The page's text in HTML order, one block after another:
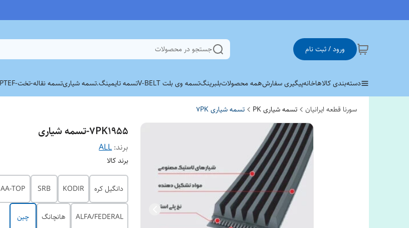
ورود / ثبت نام جستجو در محصولات
دسته‌بندی کالاهاخانهپیگیری سفارشهمه محصولاتبلبرینگتسمه وی بلت V-BELT تسمه تایمینگ.تسمه شیاریتسمه نقاله-تخت-PTEF
سورنا قطعه ایرانیان تسمه شیاری PK تسمه شیاری 7PK
7PK1955-تسمه شیاری
برند:ALL
برند کالا
دانگیل کره KODIR
SRB
AA-TOP
ALFA/FEDERAL هانچانگ چین